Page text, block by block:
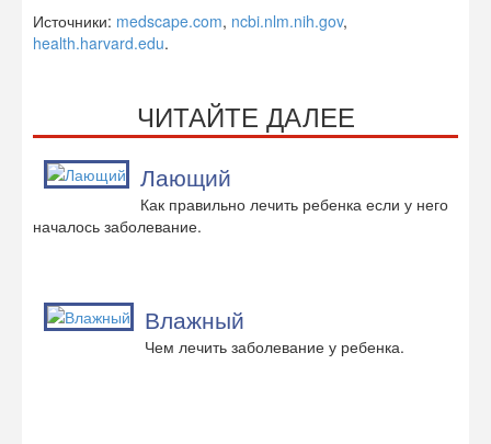
Источники: medscape.com, ncbi.nlm.nih.gov,
health.harvard.edu.
ЧИТАЙТЕ ДАЛЕЕ
Лающий
Как правильно лечить ребенка если у него
началось заболевание.
Влажный
Чем лечить заболевание у ребенка.